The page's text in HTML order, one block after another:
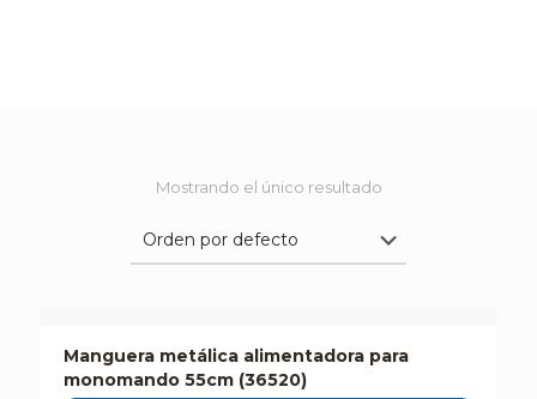
Mostrando el único resultado
Manguera metálica alimentadora para
monomando 55cm (36520)